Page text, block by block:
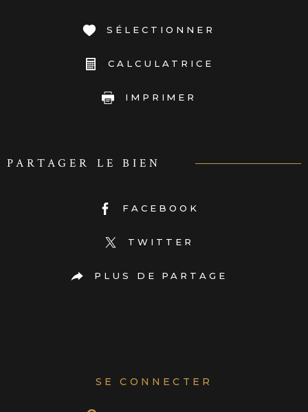
SÉLECTIONNER
CALCULATRICE
IMPRIMER
PARTAGER LE BIEN
FACEBOOK
TWITTER
PLUS DE PARTAGE
SE CONNECTER